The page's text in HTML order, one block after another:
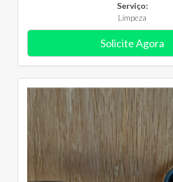
Serviço:
Limpeza
Solicite Agora